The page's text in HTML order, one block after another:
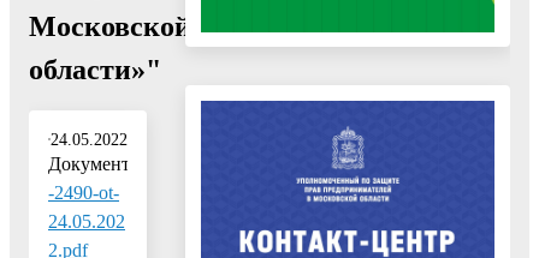
Московской
области»"
24.05.2022
Документ:
-2490-ot-
24.05.202
2.pdf